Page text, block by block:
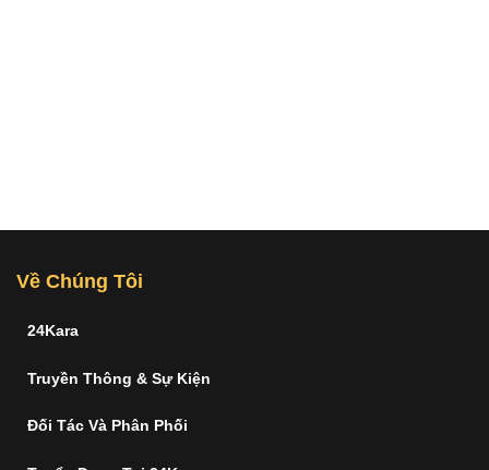
Về Chúng Tôi
24Kara
Truyền Thông & Sự Kiện
Đối Tác Và Phân Phối